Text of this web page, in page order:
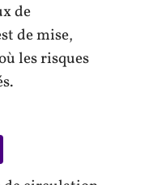
de
de mise,
les risques